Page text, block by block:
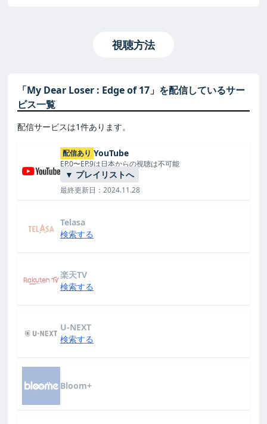
視聴方法
「My Dear Loser : Edge of 17」を配信しているサー
ビス一覧
配信サービスは1件あります。
配信あり YouTube
EP.0〜EP.9は日本からの視聴は不可能
▼ プレイリストへ
最終更新日：2024.11.28
Telasa
検索する
楽天TV
検索する
U-NEXT
検索する
Bloom+